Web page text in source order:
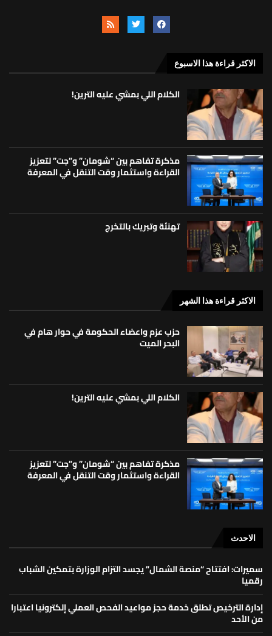
الاكثر قراءة هذا الاسبوع
الكلام اللي بمشي عليه الترين!
مذكرة تفاهم بين “شومان” و”جت” لتعزيز
القراءة واستثمار وقت التنقل في المعرفة
تهنئة وتبريك بالتخرج
الاكثر قراءة هذا الشهر
حزب عزم واعضاء الحكومة في حوار هام في
البحر الميت
الكلام اللي بمشي عليه الترين!
مذكرة تفاهم بين “شومان” و”جت” لتعزيز
القراءة واستثمار وقت التنقل في المعرفة
الاحدث
سميرات: افتتاح “منصة الشمال” يجسد التزام الوزارة بتمكين الشباب
رقميا
إدارة الترخيص تطلق خدمة حجز مواعيد الفحص العملي إلكترونيا اعتبارا
من الأحد